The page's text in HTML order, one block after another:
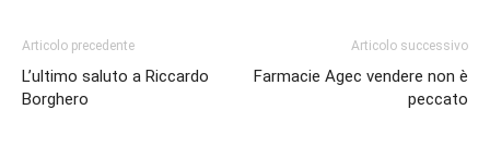
Articolo precedente
L’ultimo saluto a Riccardo
Borghero
Articolo successivo
Farmacie Agec vendere non è
peccato